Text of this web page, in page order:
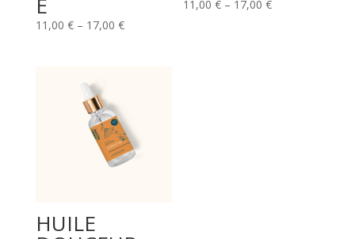
11,00 €– 17,00 €
11,00€ – 17,00€
HUILE